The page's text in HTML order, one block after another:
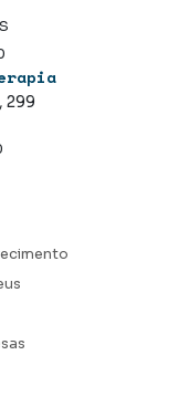
299